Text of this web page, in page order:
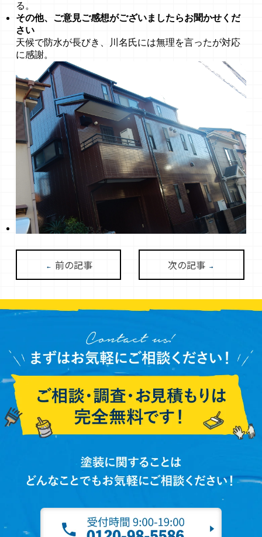
る。
その他、ご意見ご感想がございましたらお聞かせくだ
さい
天候で防水が長びき、川名氏には無理を言ったが対応
に感謝。
← 前の記事 次の記事 →